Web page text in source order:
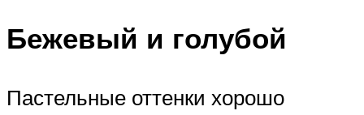
Бежевый и голубой
Пастельные оттенки хорошо